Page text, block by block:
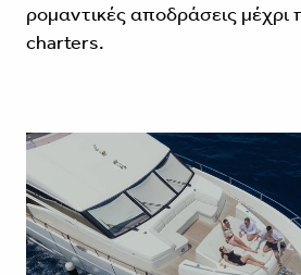
ρομαντικές αποδράσεις μέχρι
charters.